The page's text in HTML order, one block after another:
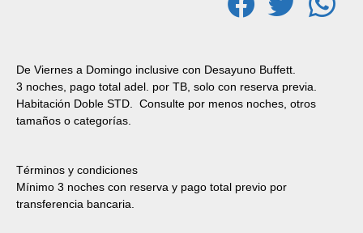
De Viernes a Domingo inclusive con Desayuno Buffett.
3 noches, pago total adel. por TB, solo con reserva previa.
Habitación Doble STD. Consulte por menos noches, otros
tamaños o categorías.
Términos y condiciones
Mínimo 3 noches con reserva y pago total previo por
transferencia bancaria.